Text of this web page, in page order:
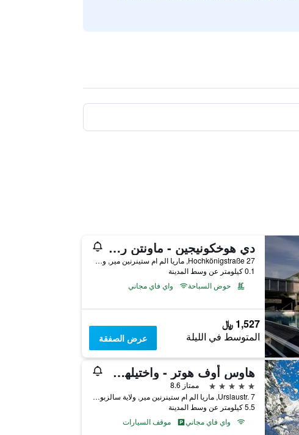
دي هوخكونيجين - ماونتن ريزورت
Hochkönigstraße 27, ماريا الم ام ستينرنين مير, ولاية سالزبورغ, النمسا
0.1 كيلومتر عن وسط المدينة
حوض السباحة
واي فاي مجاني
1,527 ﷼
المتوسط في الليلة عرض الصفقة
هاوس أوف هوتر - واختيلهوف هوتل أوند سبا
5 نجوم
ممتاز 8.6
Urslaustr. 7, ماريا الم ام ستينرنين مير, ولاية سالزبورغ, النمسا
5.5 كيلومتر عن وسط المدينة
واي فاي مجاني
موقف السيارات